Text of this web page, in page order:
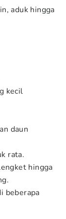
aduk hingga
kecil
daun
rata.
hingga
beberapa